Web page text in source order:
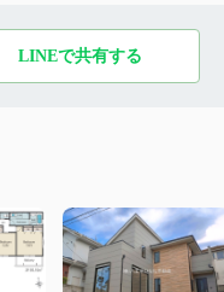
LINEで共有する